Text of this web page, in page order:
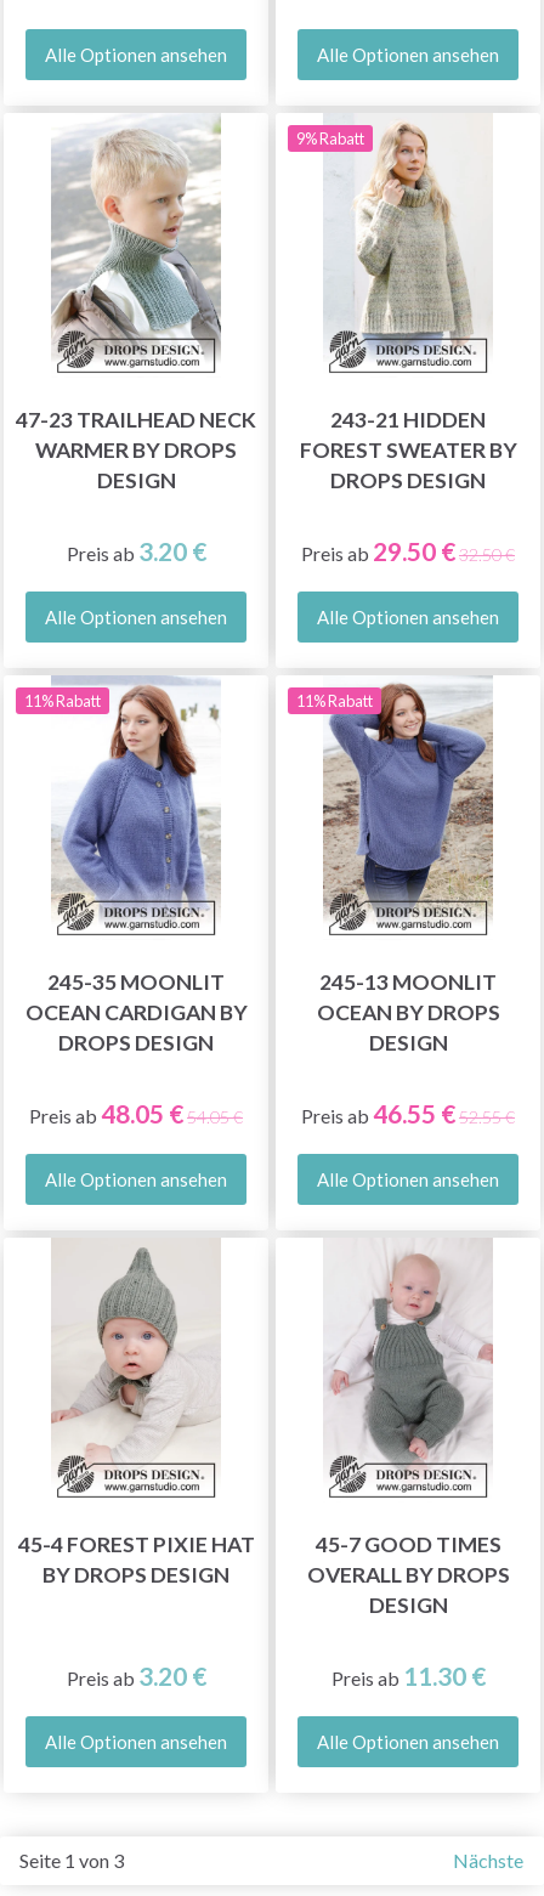
Alle Optionen ansehen Alle Optionen ansehen
47-23 TRAILHEAD NECK
WARMER BY DROPS
DESIGN
Preis ab 3.20 €
Alle Optionen ansehen
9% Rabatt
243-21 HIDDEN
FOREST SWEATER BY
DROPS DESIGN
Preis ab 29.50 €32.50 €
Alle Optionen ansehen
11% Rabatt
245-35 MOONLIT
OCEAN CARDIGAN BY
DROPS DESIGN
Preis ab 48.05 €54.05 €
Alle Optionen ansehen
11% Rabatt
245-13 MOONLIT
OCEAN BY DROPS
DESIGN
Preis ab 46.55 €52.55 €
Alle Optionen ansehen
45-4 FOREST PIXIE HAT
BY DROPS DESIGN
Preis ab 3.20 €
Alle Optionen ansehen
45-7 GOOD TIMES
OVERALL BY DROPS
DESIGN
Preis ab 11.30 €
Alle Optionen ansehen
Seite 1 von 3 Nächste